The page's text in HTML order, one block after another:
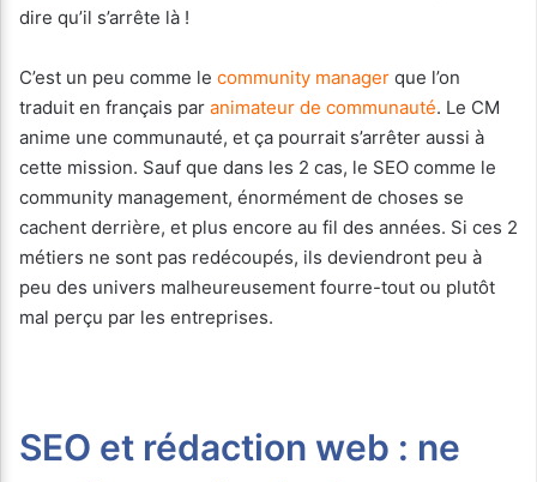
dire qu’il s’arrête là !
C’est un peu comme le community manager que l’on
traduit en français par animateur de communauté. Le CM
anime une communauté, et ça pourrait s’arrêter aussi à
cette mission. Sauf que dans les 2 cas, le SEO comme le
community management, énormément de choses se
cachent derrière, et plus encore au fil des années. Si ces 2
métiers ne sont pas redécoupés, ils deviendront peu à
peu des univers malheureusement fourre-tout ou plutôt
mal perçu par les entreprises.
SEO et rédaction web : ne